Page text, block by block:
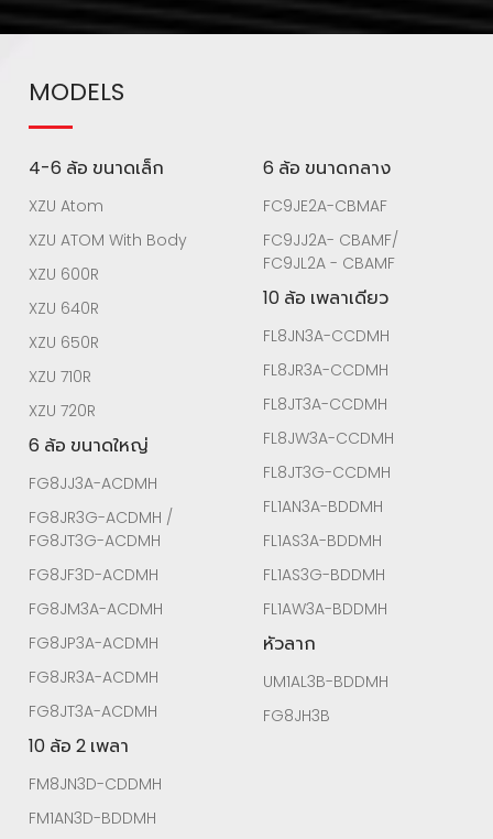
MODELS
4-6 ล้อ ขนาดเล็ก
XZU Atom
XZU ATOM With Body
XZU 600R
XZU 640R
XZU 650R
XZU 710R
XZU 720R
6 ล้อ ขนาดใหญ่
FG8JJ3A-ACDMH
FG8JR3G-ACDMH /
FG8JT3G-ACDMH
FG8JF3D-ACDMH
FG8JM3A-ACDMH
FG8JP3A-ACDMH
FG8JR3A-ACDMH
FG8JT3A-ACDMH
10 ล้อ 2 เพลา
FM8JN3D-CDDMH
FM1AN3D-BDDMH
6 ล้อ ขนาดกลาง
FC9JE2A-CBMAF
FC9JJ2A- CBAMF/
FC9JL2A - CBAMF
10 ล้อ เพลาเดียว
FL8JN3A-CCDMH
FL8JR3A-CCDMH
FL8JT3A-CCDMH
FL8JW3A-CCDMH
FL8JT3G-CCDMH
FL1AN3A-BDDMH
FL1AS3A-BDDMH
FL1AS3G-BDDMH
FL1AW3A-BDDMH
หัวลาก
UM1AL3B-BDDMH
FG8JH3B